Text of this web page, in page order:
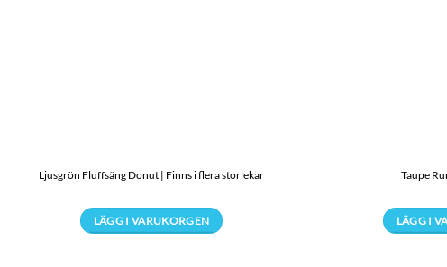
Ljusgrön Fluffsäng Donut | Finns i flera storlekar
LÄGG I VARUKORGEN
Taupe
LÄGG I